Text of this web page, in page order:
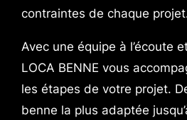
contraintes de chaque
Avec une équipe à l’écoute
LOCA BENNE vous
les étapes de votre projet.
benne la plus adaptée